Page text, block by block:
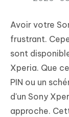
iAnyGo
Avoir votre
frustrant.
sont
Xperia. Que
PIN ou un
d'un Sony
approche.